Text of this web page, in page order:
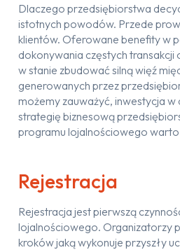
Dlaczego przedsiębiorstwa
istotnych powodów. Przede
klientów. Oferowane benefity w
dokonywania częstych
w stanie zbudować silną więź
generowanych przez
możemy zauważyć, inwestycja
strategię biznesową
programu lojalnościowego warto
Rejestracja
Rejestracja jest pierwszą
lojalnościowego. Organizatorzy
kroków jaką wykonuje przyszły